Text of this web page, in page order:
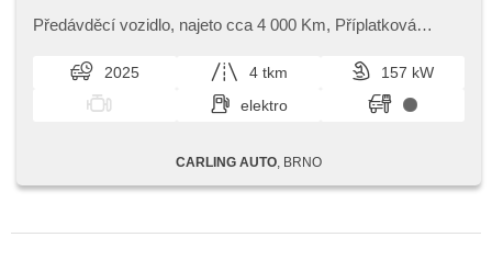
kierowniczego, 2 strefowa klimatyzacja, klimatronic,
automatické přepínání dálkových světel, komputer
pokładowy, dotykové ovládání palubního počítače, volba
jízdního režimu, elektronická ruční brzda, nawigacja
satelitarna, head-up display, parkovací senzory přední,
regulowana kierownica, kierownica wielofunkcyjna,
podgrzewana kierownica, wyłączenie poduszki pasażera,
bagażnika, el. opuszczane szyby, el. składane lusterka, el.
Předávděcí vozidlo,​ najeto cca 4 000 Km,​ Příplatková
(LV03) ​- 800 Kč. ​- Pake...
2025 4 tkm
157 kW
elektro
CARLING AUTO , BRNO